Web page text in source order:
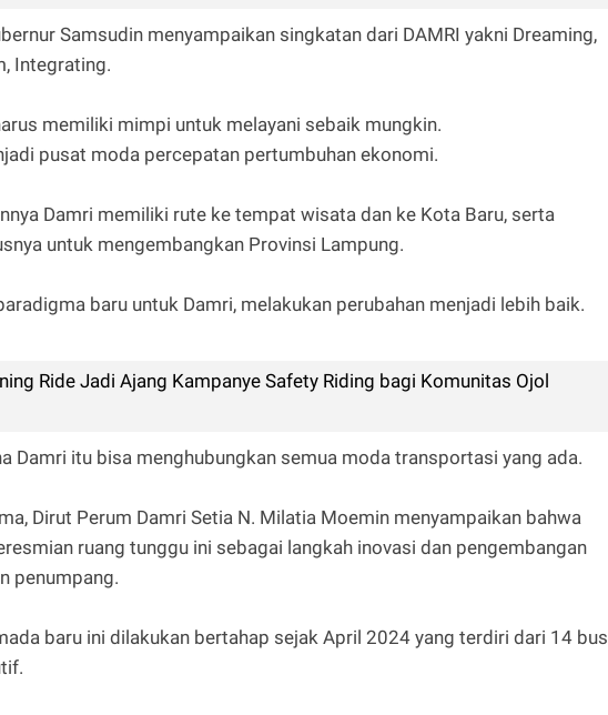
Samsudin menyampaikan singkatan dari DAMRI yakni Dreaming,
Integrating.
memiliki mimpi untuk melayani sebaik mungkin.
pusat moda percepatan pertumbuhan ekonomi.
Damri memiliki rute ke tempat wisata dan ke Kota Baru, serta
untuk mengembangkan Provinsi Lampung.
baru untuk Damri, melakukan perubahan menjadi lebih baik.
Ride Jadi Ajang Kampanye Safety Riding bagi Komunitas Ojol
Damri itu bisa menghubungkan semua moda transportasi yang ada.
Dirut Perum Damri Setia N. Milatia Moemin menyampaikan bahwa
ruang tunggu ini sebagai langkah inovasi dan pengembangan
penumpang.
baru ini dilakukan bertahap sejak April 2024 yang terdiri dari 14 bus